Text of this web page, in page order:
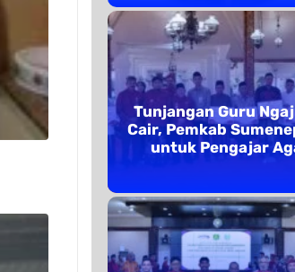
Tunjangan Guru
Cair, Pemkab
untuk Pengajar